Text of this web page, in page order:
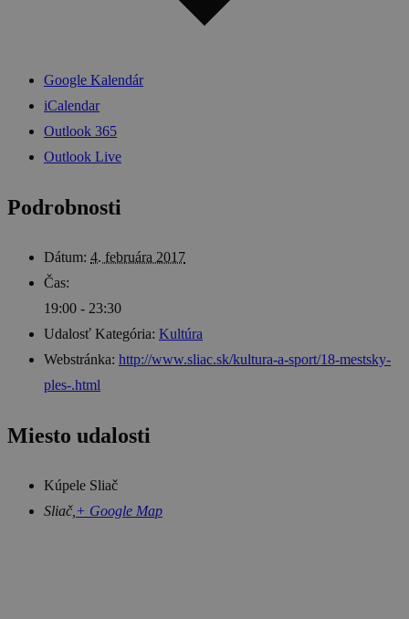
Google Kalendár
iCalendar
Outlook 365
Outlook Live
Podrobnosti
Dátum: 4. februára 2017
Čas:
19:00 - 23:30
Udalosť Kategória: Kultúra
Webstránka: http://www.sliac.sk/kultura-a-sport/18-mestsky-
ples-.html
Miesto udalosti
Kúpele Sliač
Sliač, + Google Map